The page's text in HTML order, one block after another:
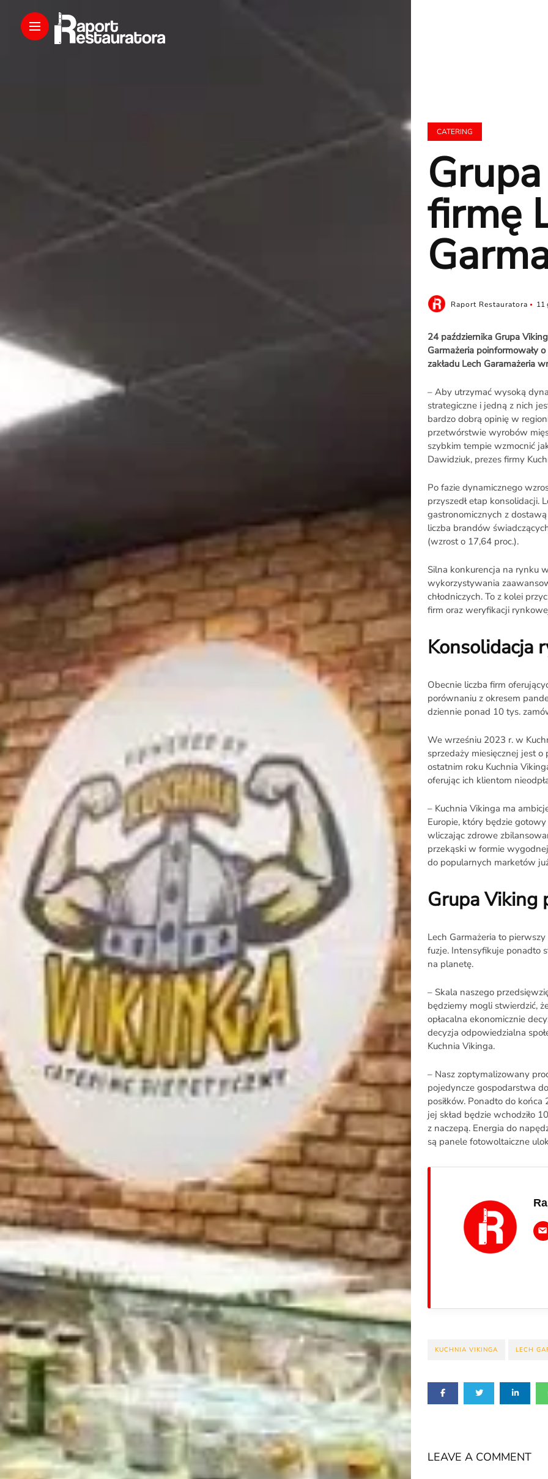
O
Raporcie
Redakcja
Kontakt
Newsletter
RR.pl
Rozmowa
CATERING
firmę
Raport Restauratora 11
24 października Grupa
Garmażeria poinformowały
zakładu Lech Garamażeria
– Aby utrzymać wysoką
strategiczne i jedną z nich
bardzo dobrą opinię w
przetwórstwie wyrobów
szybkim tempie wzmocnić
Dawidziuk, prezes firmy
Po fazie dynamicznego
przyszedł etap konsolidacji.
gastronomicznych z
liczba brandów
(wzrost o 17,64 proc.).
Silna konkurencja na rynku
wykorzystywania
chłodniczych. To z kolei
firm oraz weryfikacji
Konsolidacja
Obecnie liczba firm
porównaniu z okresem
dziennie ponad 10 tys.
We wrześniu 2023 r. w
sprzedaży miesięcznej jest
ostatnim roku Kuchnia
oferując ich klientom
– Kuchnia Vikinga ma
Europie, który będzie
wliczając zdrowe
przekąski w formie
do popularnych marketów
Grupa Viking
Lech Garmażeria to
fuzje. Intensyfikuje ponadto
na planetę.
– Skala naszego
będziemy mogli stwierdzić,
opłacalna ekonomicznie
decyzja odpowiedzialna
Kuchnia Vikinga.
– Nasz zoptymalizowany
pojedyncze gospodarstwa
posiłków. Ponadto do
jej skład będzie wchodziło
z naczepą. Energia do
są panele fotowoltaiczne
KUCHNIA VIKINGA LECH
LEAVE A COMMENT